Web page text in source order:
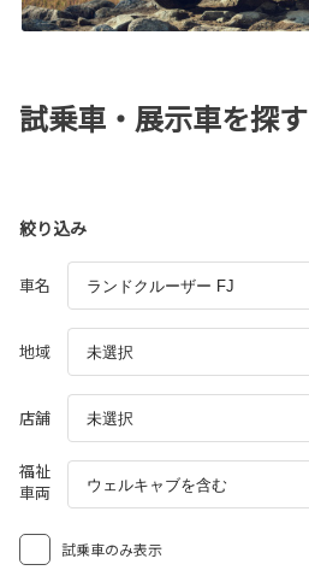
試乗車・展示車を探す
絞り込み
車名
地域
店舗
福祉
車両
試乗車のみ表示